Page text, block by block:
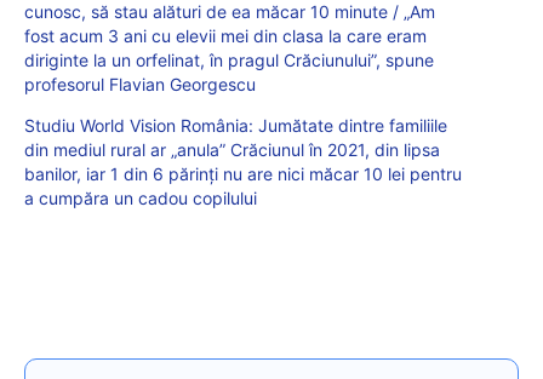
cunosc, să stau alături de ea măcar 10 minute / „Am
fost acum 3 ani cu elevii mei din clasa la care eram
diriginte la un orfelinat, în pragul Crăciunului”, spune
profesorul Flavian Georgescu
Studiu World Vision România: Jumătate dintre familiile
din mediul rural ar „anula” Crăciunul în 2021, din lipsa
banilor, iar 1 din 6 părinți nu are nici măcar 10 lei pentru
a cumpăra un cadou copilului